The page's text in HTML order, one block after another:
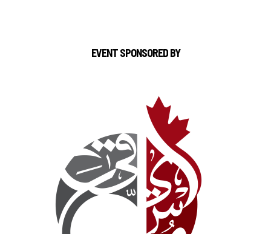
EVENT SPONSORED BY